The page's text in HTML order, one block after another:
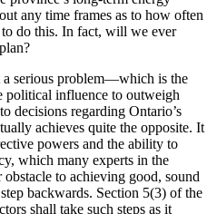
any time frames as to how often
do this. In fact, will we ever
serious problem—which is the
political influence to outweigh
decisions regarding Ontario’s
achieves quite the opposite. It
powers and the ability to
which many experts in the
to achieving good, sound
backwards. Section 5(3) of the
shall take such steps as it